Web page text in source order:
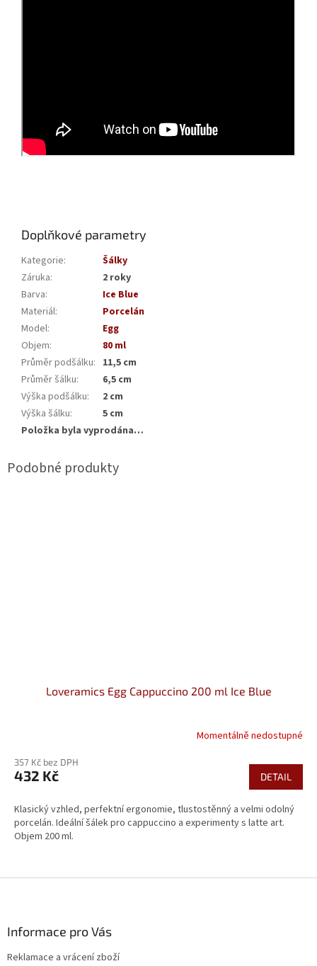
Doplňkové parametry
Kategorie:
Šálky
Záruka:
2 roky
Barva:
Ice Blue
Materiál:
Porcelán
Model:
Egg
Objem:
80 ml
Průměr podšálku: 11,5 cm
Průměr šálku:
6,5 cm
Výška podšálku:
2 cm
Výška šálku:
5 cm
Položka byla vyprodána…
Loveramics Egg Cappuccino 200 ml Ice Blue
Momentálně nedostupné
357 Kč bez DPH
432 Kč DETAIL
Klasický vzhled, perfektní ergonomie, tlustostěnný a velmi odolný
porcelán. Ideální šálek pro cappuccino a experimenty s latte art.
Objem 200 ml.
Informace pro Vás
Reklamace a vrácení zboží